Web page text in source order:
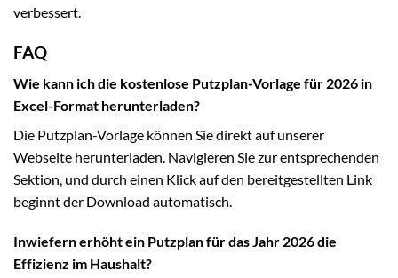
verbessert.
FAQ
Wie kann ich die kostenlose Putzplan-Vorlage für 2026 in
Excel-Format herunterladen?
Die Putzplan-Vorlage können Sie direkt auf unserer
Webseite herunterladen. Navigieren Sie zur entsprechenden
Sektion, und durch einen Klick auf den bereitgestellten Link
beginnt der Download automatisch.
Inwiefern erhöht ein Putzplan für das Jahr 2026 die
Effizienz im Haushalt?